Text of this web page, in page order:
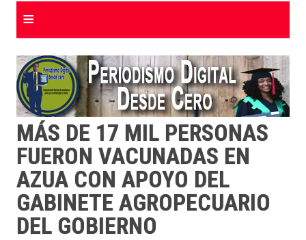
≡
MÁS DE 17 MIL PERSONAS
FUERON VACUNADAS EN
AZUA CON APOYO DEL
GABINETE AGROPECUARIO
DEL GOBIERNO